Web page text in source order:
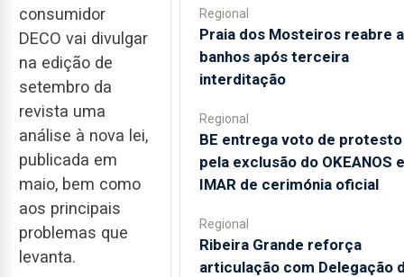
consumidor
DECO vai divulgar
na edição de
setembro da
revista uma
análise à nova lei,
publicada em
maio, bem como
aos principais
problemas que
levanta.
Regional
Praia dos Mosteiros reabre a
banhos após terceira
interditação
Regional
BE entrega voto de protesto
pela exclusão do OKEANOS e
IMAR de cerimónia oficial
Regional
Ribeira Grande reforça
articulação com Delegação